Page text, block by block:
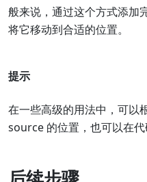
般来说，通过这个方式添
将它移动到合适的位置。
提示
在一些高级的用法中，可以
source 的位置，也可以在代